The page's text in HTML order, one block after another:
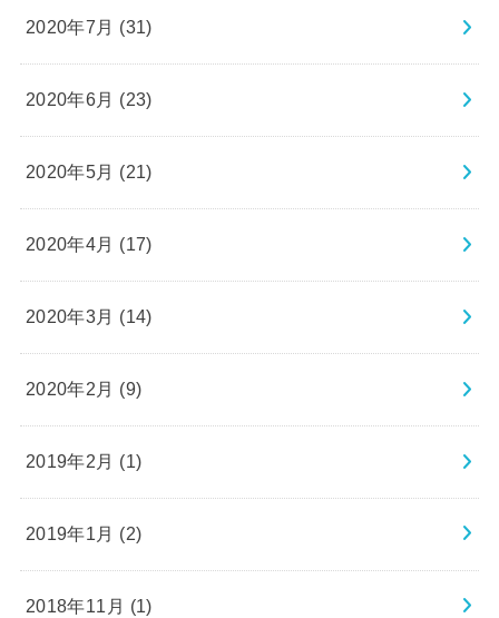
2020年7月 (31)
2020年6月 (23)
2020年5月 (21)
2020年4月 (17)
2020年3月 (14)
2020年2月 (9)
2019年2月 (1)
2019年1月 (2)
2018年11月 (1)